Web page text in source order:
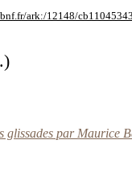
ark:/12148/
glissades par Maurice